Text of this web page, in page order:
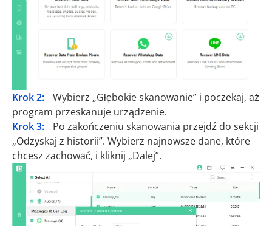
Krok 2:
Wybierz „Głębokie skanowanie” i poczekaj, aż
program przeskanuje urządzenie.
Krok 3:
Po zakończeniu skanowania przejdź do sekcji
„Odzyskaj z historii”. Wybierz najnowsze dane, które
chcesz zachować, i kliknij „Dalej”.